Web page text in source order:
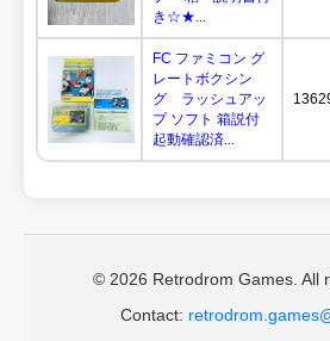
き☆★...
FC ファミコン グ
レートボクシン
グ ラッシュアッ
プ ソフト 箱説付
起動確認済...
© 2026 Retrodrom Games. All
Contact: